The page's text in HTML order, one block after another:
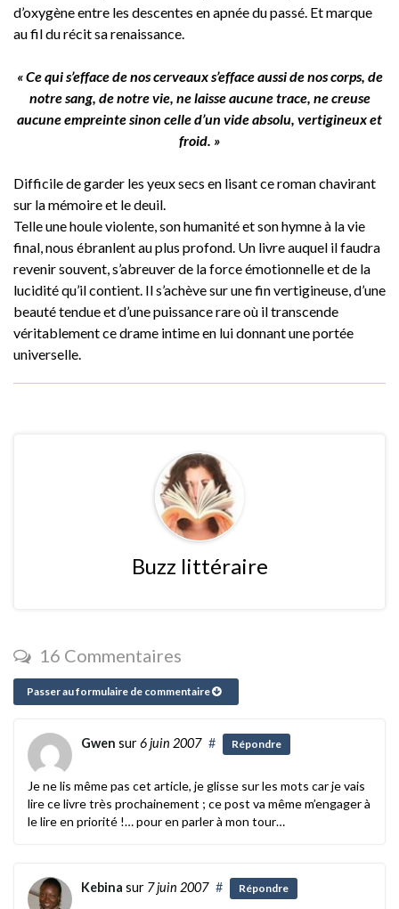
d’oxygène entre les descentes en apnée du passé. Et marque
au fil du récit sa renaissance.
« Ce qui s’efface de nos cerveaux s’efface aussi de nos corps, de
notre sang, de notre vie, ne laisse aucune trace, ne creuse
aucune empreinte sinon celle d’un vide absolu, vertigineux et
froid. »
Difficile de garder les yeux secs en lisant ce roman chavirant
sur la mémoire et le deuil.
Telle une houle violente, son humanité et son hymne à la vie
final, nous ébranlent au plus profond. Un livre auquel il faudra
revenir souvent, s’abreuver de la force émotionnelle et de la
lucidité qu’il contient. Il s’achève sur une fin vertigineuse, d’une
beauté tendue et d’une puissance rare où il transcende
véritablement ce drame intime en lui donnant une portée
universelle.
Buzz littéraire
16 Commentaires
Passer au formulaire de commentaire
Gwen sur6 juin 2007 # Répondre
Je ne lis même pas cet article, je glisse sur les mots car je vais
lire ce livre très prochainement ; ce post va même m’engager à
le lire en priorité !… pour en parler à mon tour…
Kebina sur 7 juin 2007 # Répondre